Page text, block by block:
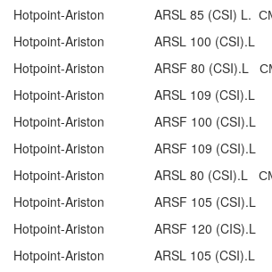
Hotpoint-Ariston ARSL 85 (CSI) L.
Hotpoint-Ariston ARSL 100
Hotpoint-Ariston ARSF 80 (CSI).L
Hotpoint-Ariston ARSL 109
Hotpoint-Ariston ARSF 100
Hotpoint-Ariston ARSF 109
Hotpoint-Ariston ARSL 80 (CSI).L
Hotpoint-Ariston ARSF 105
Hotpoint-Ariston ARSF 120
Hotpoint-Ariston ARSL 105